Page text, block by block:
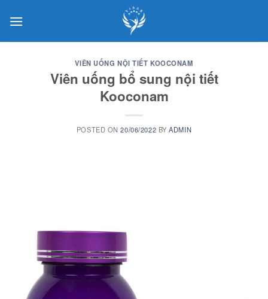
VIÊN UỐNG NỘI TIẾT KOOCONAM
Viên uống bổ sung nội tiết
Kooconam
POSTED ON20/06/2022 BYADMIN